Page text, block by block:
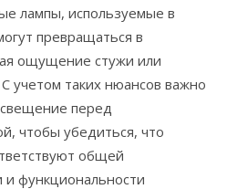
лампы, используемые в
превращаться в
ощущение стужи или
учетом таких нюансов важно
перед
чтобы убедиться, что
общей
функциональности